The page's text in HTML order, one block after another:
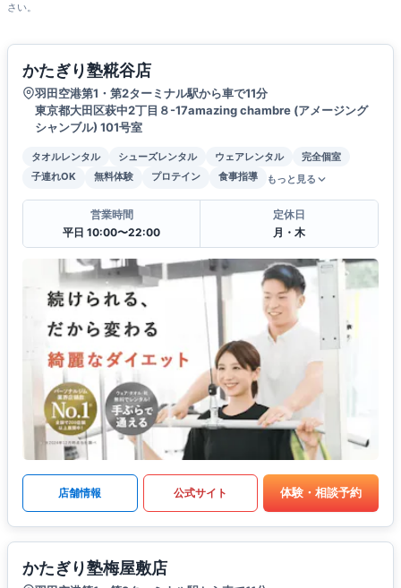
さい。
かたぎり塾糀谷店
羽田空港第1・第2ターミナル駅から車で11分
東京都大田区萩中2丁目８-17amazing chambre (アメージング
シャンブル) 101号室
タオルレンタル シューズレンタル ウェアレンタル
完全個室
子連れOK
無料体験 プロテイン 食事指導 もっと見る
営業時間
平日 10:00〜22:00
定休日
月・木
店舗情報 公式サイト 体験・相談予約
かたぎり塾梅屋敷店